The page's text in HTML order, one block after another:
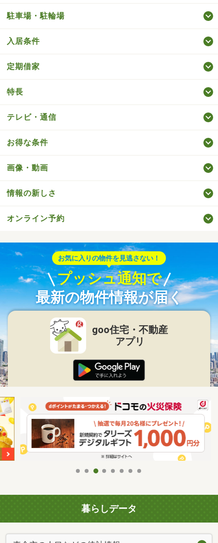
駐車場・駐輪場
入居条件
定期借家
特長
テレビ・通信
お得な条件
画像・動画
情報の新しさ
オンライン予約
お気に入りの物件を見逃さない！
プッシュ通知で
最新の物件情報が届く
goo住宅・不動産
アプリ
暮らしデータ